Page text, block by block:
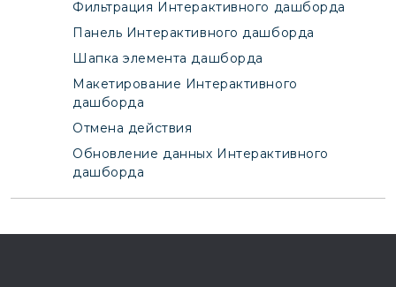
Фильтрация Интерактивного дашборда
Панель Интерактивного дашборда
Шапка элемента дашборда
Макетирование Интерактивного
дашборда
Отмена действия
Обновление данных Интерактивного
дашборда